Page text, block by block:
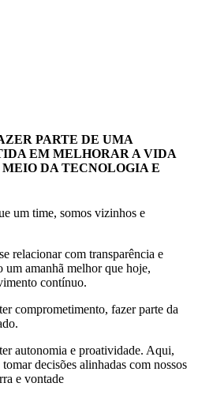
PARTE DE UMA
EM MELHORAR A VIDA
DA TECNOLOGIA E
um time, somos vizinhos e
relacionar com transparência e
um amanhã melhor que hoje,
contínuo.
comprometimento, fazer parte da
autonomia e proatividade. Aqui,
decisões alinhadas com nossos
e vontade